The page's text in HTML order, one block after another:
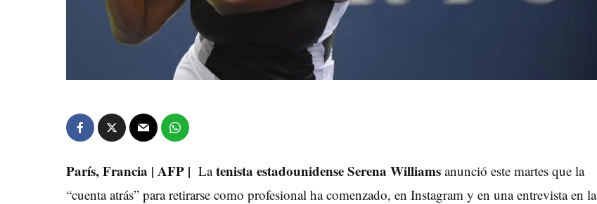
París, Francia | AFP | Latenista estadounidense Serena Williams anunció este martes que la
“cuenta atrás” para retirarse como profesional ha comenzado, en Instagram y en una entrevista en la